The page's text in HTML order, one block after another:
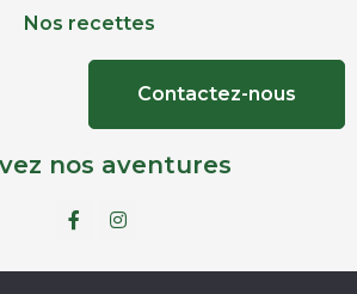
Nos recettes
Contactez-nous
nos aventures